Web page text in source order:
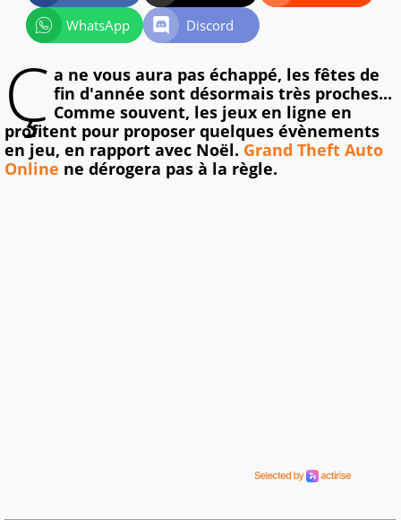
WhatsApp
Discord
Ç a ne vous aura pas échappé, les fêtes de
fin d'année sont désormais très proches...
Comme souvent, les jeux en ligne en
profitent pour proposer quelques évènements
en jeu, en rapport avec Noël. Grand Theft Auto
Online ne dérogera pas à la règle.